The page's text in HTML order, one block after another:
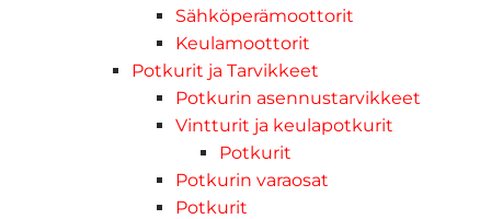
Sähköperämoottorit
Keulamoottorit
Potkurit ja Tarvikkeet
Potkurin asennustarvikkeet
Vintturit ja keulapotkurit
Potkurit
Potkurin varaosat
Potkurit